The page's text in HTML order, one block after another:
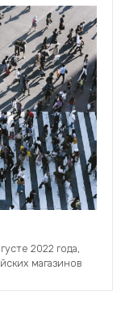
2022 года,
магазинов